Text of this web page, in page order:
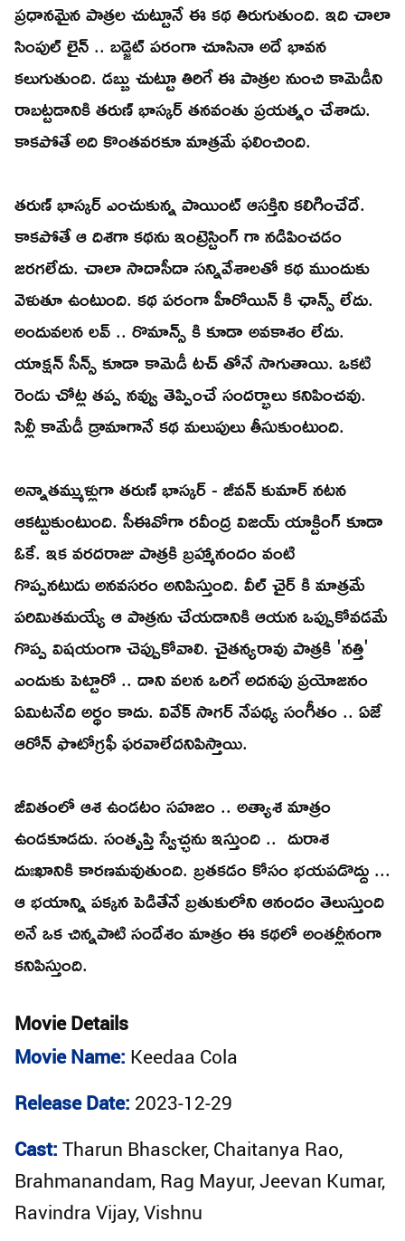
ప్రధానమైన పాత్రల చుట్టూనే ఈ కథ తిరుగుతుంది. ఇది చాలా
సింపుల్ లైన్ .. బడ్జెట్ పరంగా చూసినా అదే భావన
కలుగుతుంది. డబ్బు చుట్టూ తిరిగే ఈ పాత్రల నుంచి కామెడీని
రాబట్టడానికి తరుణ్ భాస్కర్ తనవంతు ప్రయత్నం చేశాడు.
కాకపోతే అది కొంతవరకూ మాత్రమే ఫలించింది.
తరుణ్ భాస్కర్ ఎంచుకున్న పాయింట్ ఆసక్తిని కలిగించేదే.
కాకపోతే ఆ దిశగా కథను ఇంట్రెస్టింగ్ గా నడిపించడం
జరగలేదు. చాలా సాదాసీదా సన్నివేశాలతో కథ ముందుకు
వెళుతూ ఉంటుంది. కథ పరంగా హీరోయిన్ కి ఛాన్స్ లేదు.
అందువలన లవ్ .. రొమాన్స్ కి కూడా అవకాశం లేదు.
యాక్షన్ సీన్స్ కూడా కామెడీ టచ్ తోనే సాగుతాయి. ఒకటి
రెండు చోట్ల తప్ప నవ్వు తెప్పించే సందర్భాలు కనిపించవు.
సిల్లీ కామేడీ డ్రామాగానే కథ మలుపులు తీసుకుంటుంది.
అన్నాతమ్ముళ్లుగా తరుణ్ భాస్కర్ - జీవన్ కుమార్ నటన
ఆకట్టుకుంటుంది. సీఈవోగా రవీంద్ర విజయ్ యాక్టింగ్ కూడా
ఓకే. ఇక వరదరాజు పాత్రకి బ్రహ్మానందం వంటి
గొప్పనటుడు అనవసరం అనిపిస్తుంది. వీల్ చైర్ కి మాత్రమే
పరిమితమయ్యే ఆ పాత్రను చేయడానికి ఆయన ఒప్పుకోవడమే
గొప్ప విషయంగా చెప్పుకోవాలి. చైతన్యరావు పాత్రకి 'నత్తి'
ఎందుకు పెట్టారో .. దాని వలన ఒరిగే అదనపు ప్రయోజనం
ఏమిటనేది అర్థం కాదు. వివేక్ సాగర్ నేపథ్య సంగీతం .. ఏజే
ఆరోన్ ఫొటోగ్రఫీ ఫరవాలేదనిపిస్తాయి.
జీవితంలో ఆశ ఉండటం సహజం .. అత్యాశ మాత్రం
ఉండకూడదు. సంతృప్తి స్వేచ్ఛను ఇస్తుంది .. దురాశ
దుఃఖానికి కారణమవుతుంది. బ్రతకడం కోసం భయపడొద్దు ...
ఆ భయాన్ని పక్కన పెడితేనే బ్రతుకులోని ఆనందం తెలుస్తుంది
అనే ఒక చిన్నపాటి సందేశం మాత్రం ఈ కథలో అంతర్లీనంగా
కనిపిస్తుంది.
Movie Details
Movie Name: Keedaa Cola
Release Date: 2023-12-29
Cast: Tharun Bhascker, Chaitanya Rao,
Brahmanandam, Rag Mayur, Jeevan Kumar,
Ravindra Vijay, Vishnu